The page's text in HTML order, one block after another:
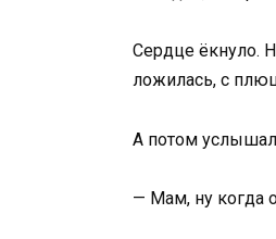
Сердце ёкнуло.
ложилась, с
А потом
— Мам, ну когда